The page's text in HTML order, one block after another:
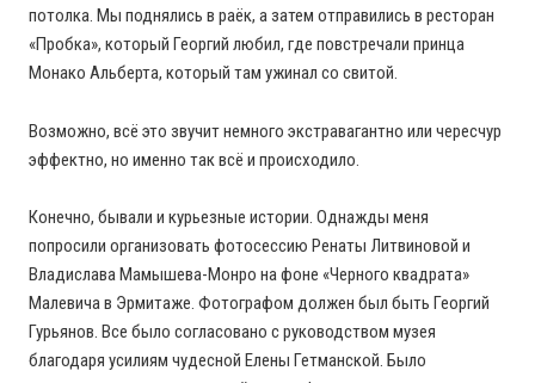
потолка. Мы поднялись в раёк, а затем отправились в ресторан
«Пробка», который Георгий любил, где повстречали принца
Монако Альберта, который там ужинал со свитой.
Возможно, всё это звучит немного экстравагантно или чересчур
эффектно, но именно так всё и происходило.
Конечно, бывали и курьезные истории. Однажды меня
попросили организовать фотосессию Ренаты Литвиновой и
Владислава Мамышева-Монро на фоне «Черного квадрата»
Малевича в Эрмитаже. Фотографом должен был быть Георгий
Гурьянов. Все было согласовано с руководством музея
благодаря усилиям чудесной Елены Гетманской. Было